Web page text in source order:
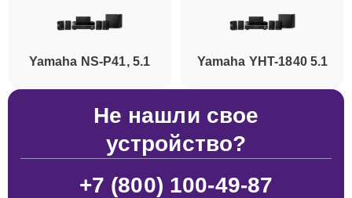
Yamaha NS-P41, 5.1 Yamaha YHT-1840 5.1
Не нашли свое
устройство?
+7 (800) 100-49-87